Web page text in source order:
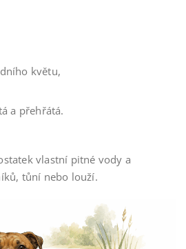
květu,
a přehřátá.
vlastní pitné vody a
tůní nebo louží.